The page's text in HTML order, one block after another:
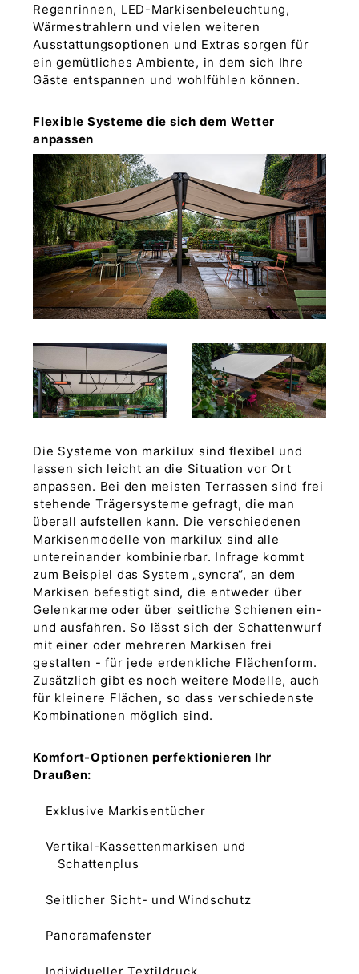
Regenrinnen, LED-Markisenbeleuchtung,
Wärmestrahlern und vielen weiteren
Ausstattungsoptionen und Extras sorgen für
ein gemütliches Ambiente, in dem sich Ihre
Gäste entspannen und wohlfühlen können.
Flexible Systeme die sich dem Wetter
anpassen
Die Systeme von markilux sind flexibel und
lassen sich leicht an die Situation vor Ort
anpassen. Bei den meisten Terrassen sind frei
stehende Trägersysteme gefragt, die man
überall aufstellen kann. Die verschiedenen
Markisenmodelle von markilux sind alle
untereinander kombinierbar. Infrage kommt
zum Beispiel das System „syncra“, an dem
Markisen befestigt sind, die entweder über
Gelenkarme oder über seitliche Schienen ein-
und ausfahren. So lässt sich der Schattenwurf
mit einer oder mehreren Markisen frei
gestalten - für jede erdenkliche Flächenform.
Zusätzlich gibt es noch weitere Modelle, auch
für kleinere Flächen, so dass verschiedenste
Kombinationen möglich sind.
Komfort-Optionen perfektionieren Ihr
Draußen:
Exklusive Markisentücher
Vertikal-Kassettenmarkisen und
Schattenplus
Seitlicher Sicht- und Windschutz
Panoramafenster